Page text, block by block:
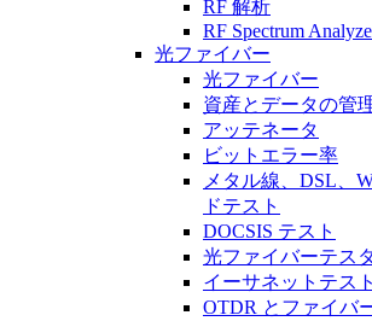
RF 解析
RF Spectrum
光ファイバー
光ファイバー
資産とデータの管
アッテネータ
ビットエラー率
メタル線、DSL、
ドテスト
DOCSIS テスト
光ファイバーテス
イーサネットテスト
OTDR とファイバ